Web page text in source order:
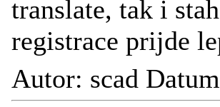
translate, tak i
registrace prijde
Autor: scad